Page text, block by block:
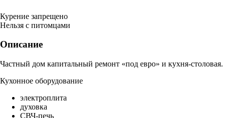
Курение запрещено
Нельзя с питомцами
Описание
Частный дом капитальный ремонт «под евро» и кухня-столовая.
Кухонное оборудование
электроплита
духовка
СВЧ-печь